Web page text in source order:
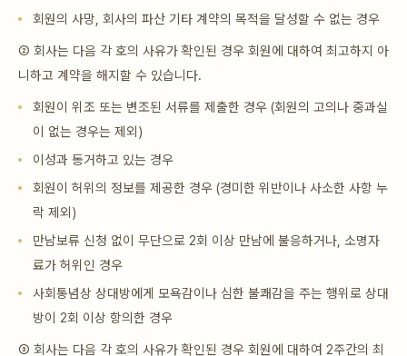
회원의 사망, 회사의 파산 기타 계약의 목적을 달성할 수 없는 경우
② 회사는 다음 각 호의 사유가 확인된 경우 회원에 대하여 최고하지 아
니하고 계약을 해지할 수 있습니다.
회원이 위조 또는 변조된 서류를 제출한 경우 (회원의 고의나 중과실
이 없는 경우는 제외)
이성과 동거하고 있는 경우
회원이 허위의 정보를 제공한 경우 (경미한 위반이나 사소한 사항 누
락 제외)
만남보류 신청 없이 무단으로 2회 이상 만남에 불응하거나, 소명자
료가 허위인 경우
사회통념상 상대방에게 모욕감이나 심한 불쾌감을 주는 행위로 상대
방이 2회 이상 항의한 경우
③ 회사는 다음 각 호의 사유가 확인된 경우 회원에 대하여 2주간의 최